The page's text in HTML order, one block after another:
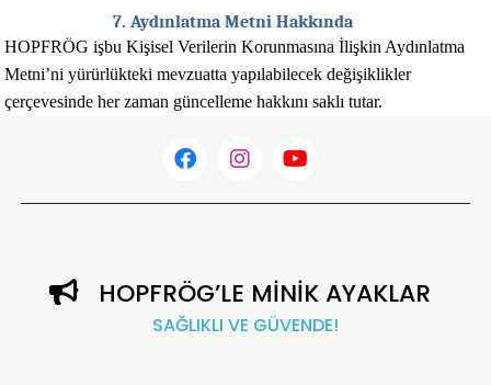
7. Aydınlatma Metni Hakkında
HOPFRÖG işbu Kişisel Verilerin Korunmasına İlişkin Aydınlatma
Metni’ni yürürlükteki mevzuatta yapılabilecek değişiklikler
çerçevesinde her zaman güncelleme hakkını saklı tutar.
HOPFRÖG’LE MİNİK AYAKLAR
SAĞLIKLI VE GÜVENDE!